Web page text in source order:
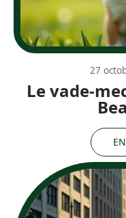
Le vade-
27